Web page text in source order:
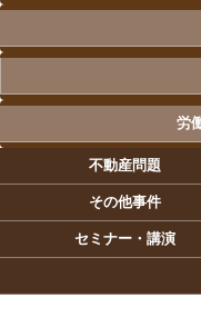
労
不動産問題
その他事件
セミナー・講演